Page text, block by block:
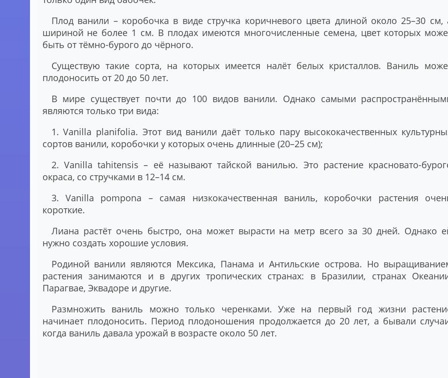
Плод ванили – коробочка в виде стручка коричневого цвета длиной около 25–30 см,
шириной не более 1 см. В плодах имеются многочисленные семена, цвет которых
быть от тёмно-бурого до чёрного.
Существую такие сорта, на которых имеется налёт белых кристаллов. Ваниль
плодоносить от 20 до 50 лет.
В мире существует почти до 100 видов ванили. Однако самыми
являются только три вида:
1. Vanilla planifolia. Этот вид ванили даёт только пару высококачественных
сортов ванили, коробочки у которых очень длинные (20–25 см);
2. Vanilla tahitensis – её называют тайской ванилью. Это растение красновато-
окраса, со стручками в 12–14 см.
3. Vanilla pompona – самая низкокачественная ваниль, коробочки растения
короткие.
Лиана растёт очень быстро, она может вырасти на метр всего за 30 дней. Однако
нужно создать хорошие условия.
Родиной ванили являются Мексика, Панама и Антильские острова. Но
растения занимаются и в других тропических странах: в Бразилии, странах
Парагвае, Эквадоре и другие.
Размножить ваниль можно только черенками. Уже на первый год жизни
начинает плодоносить. Период плодоношения продолжается до 20 лет, а бывали
когда ваниль давала урожай в возрасте около 50 лет.